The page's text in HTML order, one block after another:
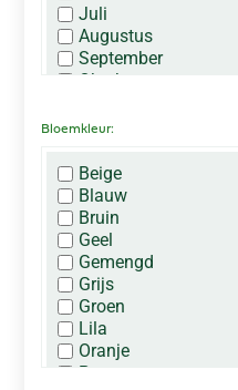
Juli
Augustus
September
Oktober
December
Bloemkleur:
Beige
Blauw
Bruin
Geel
Gemengd
Grijs
Groen
Lila
Oranje
Paars